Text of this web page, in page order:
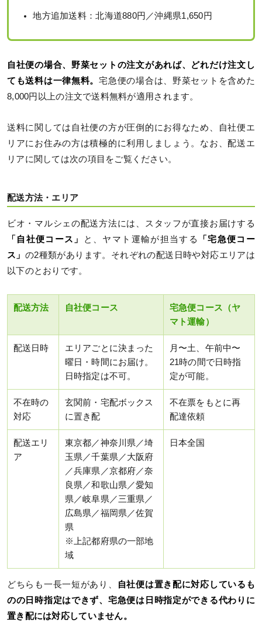
地方追加送料：北海道880円／沖縄県1,650円
自社便の場合、野菜セットの注文があれば、どれだけ注文し
ても送料は一律無料。宅急便の場合は、野菜セットを含めた
8,000円以上の注文で送料無料が適用されます。
送料に関しては自社便の方が圧倒的にお得なため、自社便エ
リアにお住みの方は積極的に利用しましょう。なお、配送エ
リアに関しては次の項目をご覧ください。
配送方法・エリア
ビオ・マルシェの配送方法には、スタッフが直接お届けする
「自社便コース」
と、ヤマト運輸が担当する
「宅急便コー
ス」 の2種類があります。それぞれの配送日時や対応エリアは
以下のとおりです。
配送方法 自社便コース
宅急便コース（ヤ
マト運輸）
配送日時
エリアごとに決まった
曜日・時間にお届け。
日時指定は不可。
月〜土、午前中〜
21時の間で日時指
定が可能。
不在時の
対応
玄関前・宅配ボックス
に置き配
不在票をもとに再
配達依頼
配送エリ
ア
東京都／神奈川県／埼
玉県／千葉県／大阪府
／兵庫県／京都府／奈
良県／和歌山県／愛知
県／岐阜県／三重県／
広島県／福岡県／佐賀
県
※上記都府県の一部地
域
日本全国
どちらも一長一短があり、
自社便は置き配に対応しているも
のの日時指定はできず、宅急便は日時指定ができる代わりに
置き配には対応していません。